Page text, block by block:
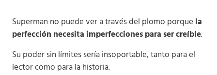
Superman no puede ver a través del plomo porque la
perfección necesita imperfecciones para ser creíble.
Su poder sin límites sería insoportable, tanto para el
lector como para la historia.